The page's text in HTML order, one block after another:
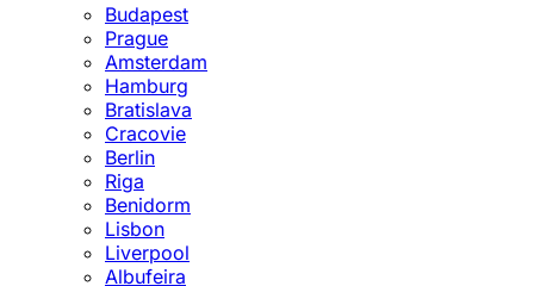
Budapest
Prague
Amsterdam
Hamburg
Bratislava
Cracovie
Berlin
Riga
Benidorm
Lisbon
Liverpool
Albufeira